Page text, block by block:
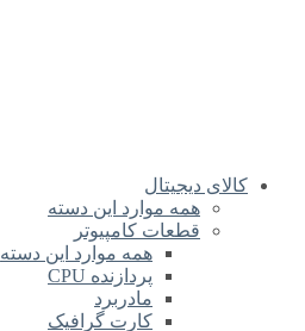
کالای دیجیتال
همه موارد این دسته
قطعات کامپیوتر
همه موارد این دسته
پردازنده CPU
مادربرد
کارت گرافیک